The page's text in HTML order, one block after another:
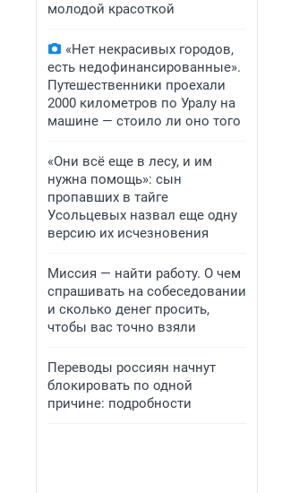
молодой красоткой
«Нет некрасивых городов,
есть недофинансированные».
Путешественники проехали
2000 километров по Уралу на
машине — стоило ли оно того
«Они всё еще в лесу, и им
нужна помощь»: сын
пропавших в тайге
Усольцевых назвал еще одну
версию их исчезновения
Миссия — найти работу. О чем
спрашивать на собеседовании
и сколько денег просить,
чтобы вас точно взяли
Переводы россиян начнут
блокировать по одной
причине: подробности